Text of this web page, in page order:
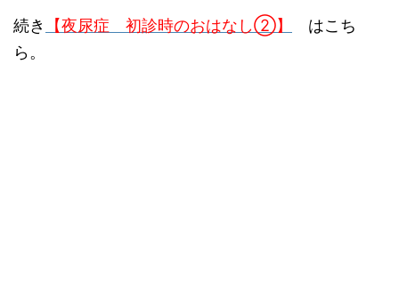
続き 【夜尿症 初診時のおはなし②】
はこち
ら。